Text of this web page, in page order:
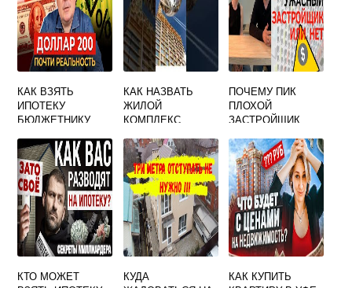
КАК ВЗЯТЬ
ИПОТЕКУ
БЮДЖЕТНИКУ
КАК НАЗВАТЬ
ЖИЛОЙ
КОМПЛЕКС
ПОЧЕМУ ПИК
ПЛОХОЙ
ЗАСТРОЙЩИК
КТО МОЖЕТ
КУДА
КАК КУПИТЬ